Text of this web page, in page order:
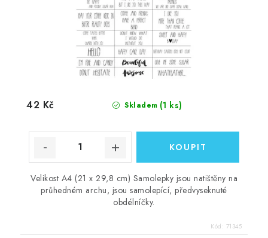
Skladem (1 ks)
42 Kč
Velikost A4 (21 x 29,8 cm) Samolepky jsou natištěny na
průhedném archu, jsou samolepící, předvyseknuté
obdélníčky.
Kód: 71345